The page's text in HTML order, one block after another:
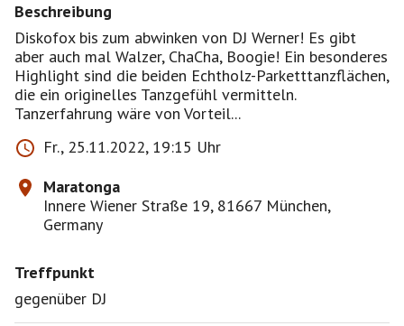
Beschreibung
Diskofox bis zum abwinken von DJ Werner! Es gibt
aber auch mal Walzer, ChaCha, Boogie! Ein besonderes
Highlight sind die beiden Echtholz-Parketttanzflächen,
die ein originelles Tanzgefühl vermitteln.
Tanzerfahrung wäre von Vorteil...
Fr., 25.11.2022, 19:15 Uhr
Maratonga
Innere Wiener Straße 19, 81667 München,
Germany
Treffpunkt
gegenüber DJ